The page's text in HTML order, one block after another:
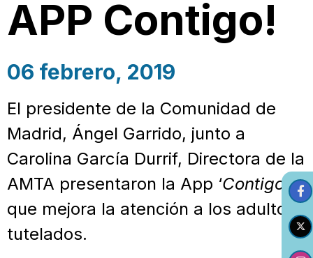
APP Contigo!
06 febrero, 2019
El presidente de la Comunidad de
Madrid, Ángel Garrido, junto a
Carolina García Durrif, Directora de la
AMTA presentaron la App ‘Contigo’
que mejora la atención a los adultos
tutelados.